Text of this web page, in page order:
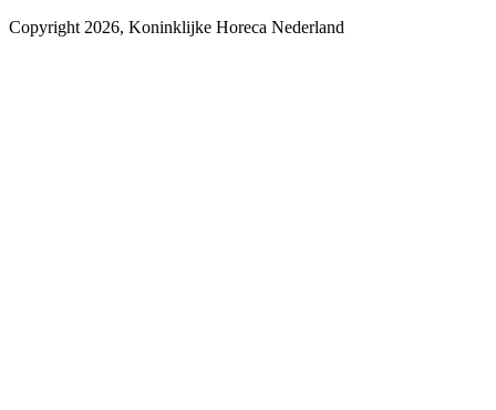
Copyright 2026, Koninklijke Horeca Nederland